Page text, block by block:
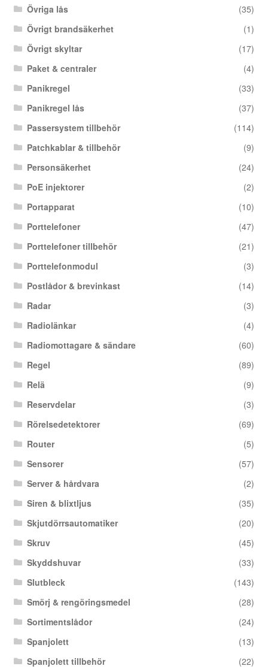
Övriga lås
(35)
Övrigt brandsäkerhet
(1)
Övrigt skyltar
(17)
Paket & centraler
(4)
Panikregel
(33)
Panikregel lås
(37)
Passersystem tillbehör
(114)
Patchkablar & tillbehör
(9)
Personsäkerhet
(24)
PoE injektorer
(2)
Portapparat
(10)
Porttelefoner
(47)
Porttelefoner tillbehör
(21)
Porttelefonmodul
(3)
Postlådor & brevinkast
(14)
Radar
(3)
Radiolänkar
(4)
Radiomottagare & sändare
(60)
Regel
(89)
Relä
(9)
Reservdelar
(3)
Rörelsedetektorer
(69)
Router
(5)
Sensorer
(57)
Server & hårdvara
(2)
Siren & blixtljus
(35)
Skjutdörrsautomatiker
(20)
Skruv
(45)
Skyddshuvar
(33)
Slutbleck
(143)
Smörj & rengöringsmedel
(28)
Sortimentslådor
(24)
Spanjolett
(13)
Spanjolett tillbehör
(22)